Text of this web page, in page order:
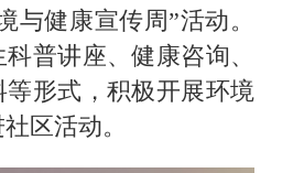
与健康宣传周”活动。
普讲座、健康咨询、
等形式，积极开展环境
区活动。